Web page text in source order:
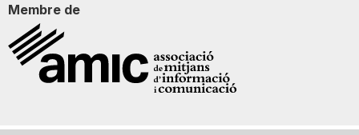
Membre de